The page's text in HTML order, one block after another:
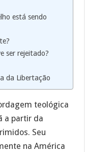
está sendo
ser rejeitado?
da Libertação
teológica
a partir da
Seu
na América